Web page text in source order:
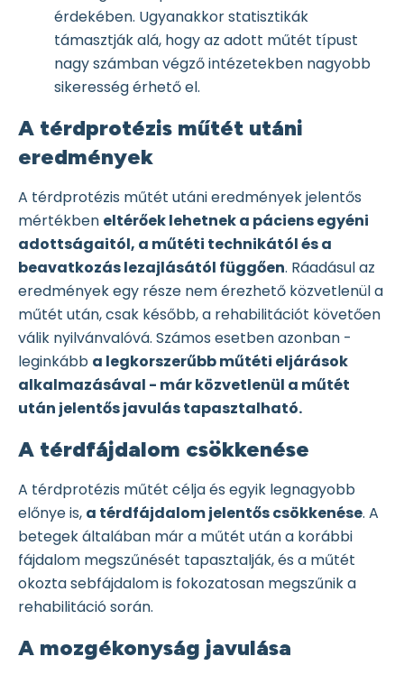
érdekében. Ugyanakkor statisztikák
támasztják alá, hogy az adott műtét típust
nagy számban végző intézetekben nagyobb
sikeresség érhető el.
A térdprotézis műtét utáni
eredmények
A térdprotézis műtét utáni eredmények jelentős
mértékben eltérőek lehetnek a páciens egyéni
adottságaitól, a műtéti technikától és a
beavatkozás lezajlásától függően. Ráadásul az
eredmények egy része nem érezhető közvetlenül a
műtét után, csak később, a rehabilitációt követően
válik nyilvánvalóvá. Számos esetben azonban -
leginkább a legkorszerűbb műtéti eljárások
alkalmazásával - már közvetlenül a műtét
után jelentős javulás tapasztalható.
A térdfájdalom csökkenése
A térdprotézis műtét célja és egyik legnagyobb
előnye is, a térdfájdalom jelentős csökkenése. A
betegek általában már a műtét után a korábbi
fájdalom megszűnését tapasztalják, és a műtét
okozta sebfájdalom is fokozatosan megszűnik a
rehabilitáció során.
A mozgékonyság javulása